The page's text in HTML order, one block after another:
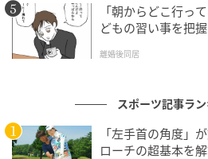
「朝からどこ行っ
どもの習い事を把
離婚後同居
スポーツ記事ラ
「左手首の角度」
ローチの超基本を